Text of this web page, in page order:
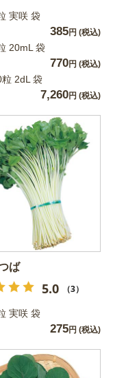
実咲 袋
385円 (税込)
20mL 袋
770円 (税込)
2dL 袋
7,260円 (税込)
ば
5.0 （3）
実咲 袋
275円 (税込)